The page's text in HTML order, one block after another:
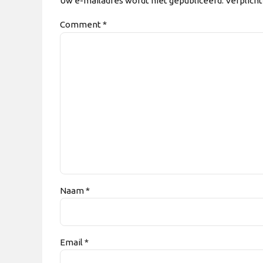
Comment*
Naam *
Email *